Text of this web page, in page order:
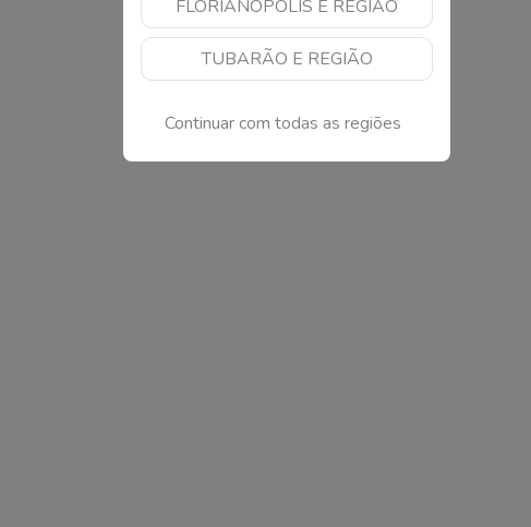
FLORIANÓPOLIS E REGIÃO
TUBARÃO E REGIÃO
Continuar com todas as regiões